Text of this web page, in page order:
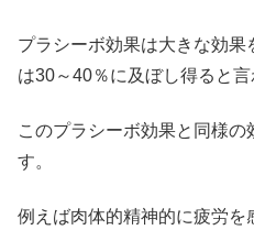
プラシーボ効果は大きな効
は30～40％に及ぼし得ると言
このプラシーボ効果と同様
す。
例えば肉体的精神的に疲労